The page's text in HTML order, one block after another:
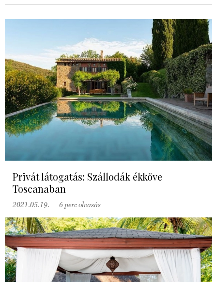
Privát látogatás: Szállodák ékköve
Toscanaban
2021.05.19. 6 perc olvasás